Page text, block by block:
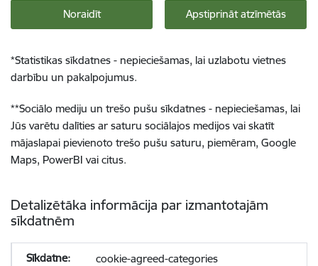
Noraidīt Apstiprināt atzīmētās
*Statistikas sīkdatnes - nepieciešamas, lai uzlabotu vietnes
darbību un pakalpojumus.
**Sociālo mediju un trešo pušu sīkdatnes - nepieciešamas, lai
Jūs varētu dalīties ar saturu sociālajos medijos vai skatīt
mājaslapai pievienoto trešo pušu saturu, piemēram, Google
Maps, PowerBI vai citus.
Detalizētāka informācija par izmantotajām
sīkdatnēm
cookie-agreed-categories